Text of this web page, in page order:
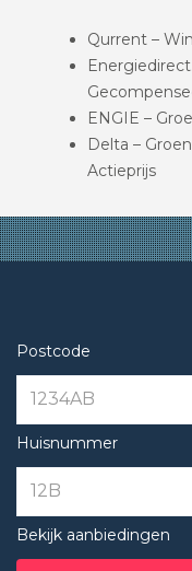
Qurrent –
ENGIE –
Delta –
Actieprijs
Postcode
Huisnummer
Bekijk aanbiedingen